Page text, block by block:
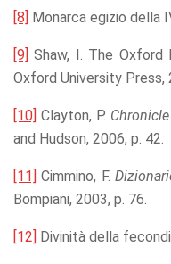
[8] Monarca egizio della
[9] Shaw, I. The
Oxford University Press,
[10] Clayton, P.
and Hudson, 2006, p. 42.
[11] Cimmino, F. D
Bompiani, 2003, p. 76.
[12] Divinità della